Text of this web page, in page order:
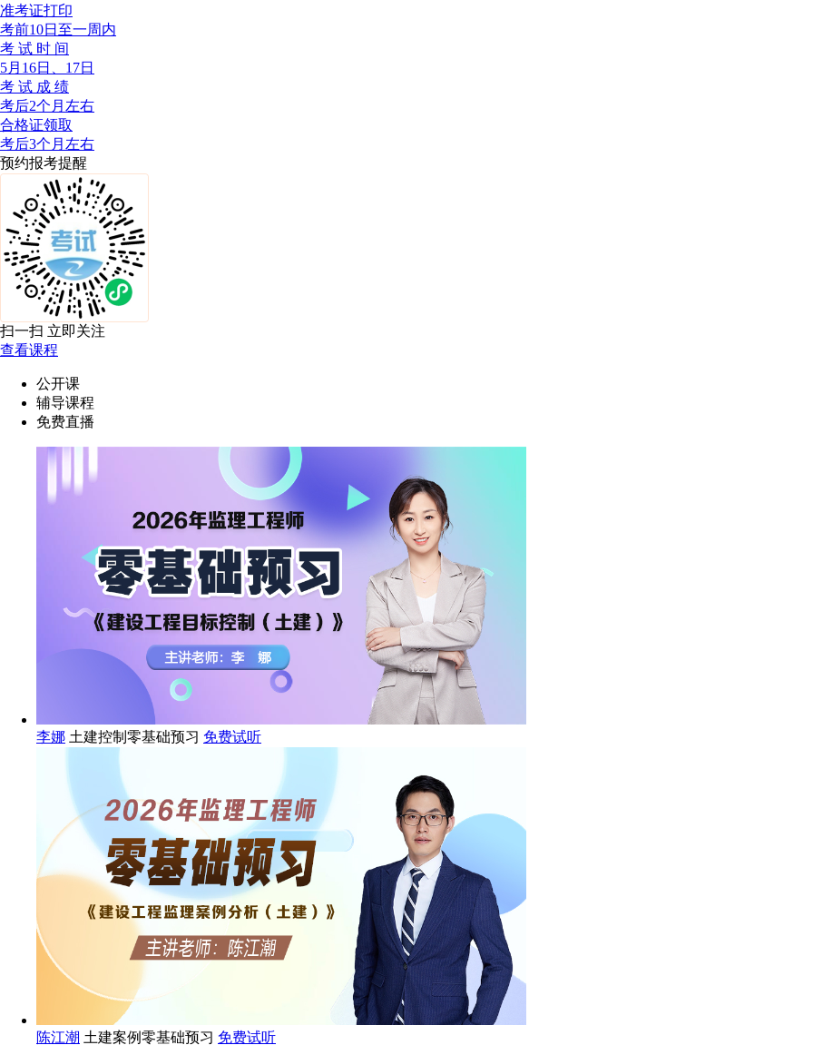
准考证打印
考前10日至一周内
考 试 时 间
5月16日、17日
考 试 成 绩
考后2个月左右
合格证领取
考后3个月左右
预约报考提醒
扫一扫 立即关注
查看课程
公开课
辅导课程
免费直播
李娜 土建控制零基础预习 免费试听
陈江潮 土建案例零基础预习 免费试听